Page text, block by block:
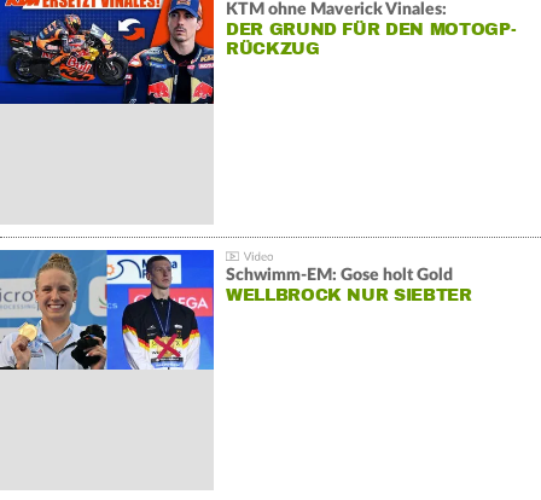
KTM ohne Maverick Vinales:
DER GRUND FÜR DEN MOTOGP-
RÜCKZUG
Schwimm-EM: Gose holt Gold
WELLBROCK NUR SIEBTER